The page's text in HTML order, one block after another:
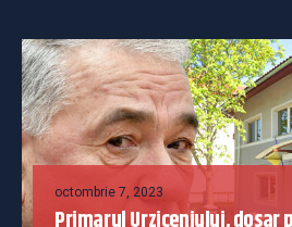
octombrie 7, 2023